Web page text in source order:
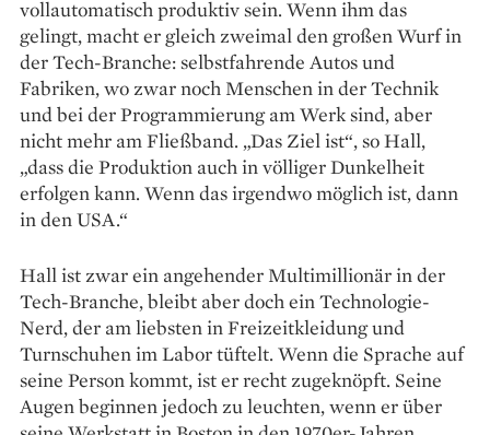
vollautomatisch produktiv sein. Wenn ihm das
gelingt, macht er gleich zweimal den großen Wurf in
der Tech-Branche: selbstfahrende Autos und
Fabriken, wo zwar noch Menschen in der Technik
und bei der Programmierung am Werk sind, aber
nicht mehr am Fließband. „Das Ziel ist“, so Hall,
„dass die Produktion auch in völliger Dunkelheit
erfolgen kann. Wenn das irgendwo möglich ist, dann
in den USA.“
Hall ist zwar ein angehender Multi­millionär in der
Tech-Branche, bleibt aber doch ein Technologie-
Nerd, der am liebsten in Freizeitkleidung und
Turnschuhen im Labor tüftelt. Wenn die Sprache auf
seine Person kommt, ist er recht zugeknöpft. Seine
Augen beginnen jedoch zu leuchten, wenn er über